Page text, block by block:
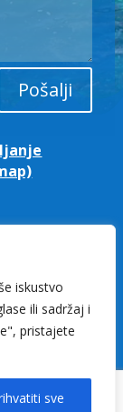
iskustvo
ili sadržaj i
pristajete
sve
Pošalji